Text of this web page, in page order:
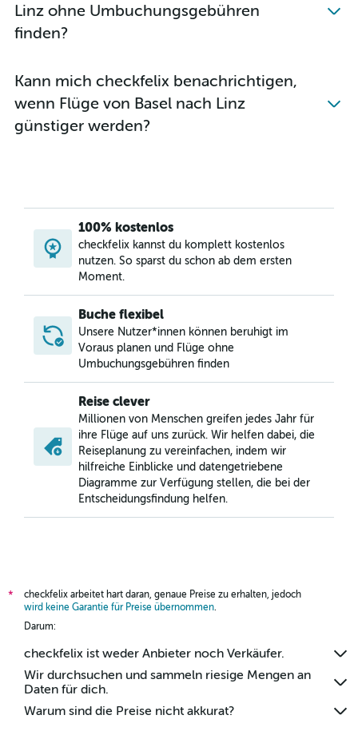
Linz ohne Umbuchungsgebühren
finden?
Kann mich checkfelix benachrichtigen,
wenn Flüge von Basel nach Linz
günstiger werden?
100% kostenlos
checkfelix kannst du komplett kostenlos
nutzen. So sparst du schon ab dem ersten
Moment.
Buche flexibel
Unsere Nutzer*innen können beruhigt im
Voraus planen und Flüge ohne
Umbuchungsgebühren finden
Reise clever
Millionen von Menschen greifen jedes Jahr für
ihre Flüge auf uns zurück. Wir helfen dabei, die
Reiseplanung zu vereinfachen, indem wir
hilfreiche Einblicke und datengetriebene
Diagramme zur Verfügung stellen, die bei der
Entscheidungsfindung helfen.
*
checkfelix arbeitet hart daran, genaue Preise zu erhalten, jedoch
wird keine Garantie für Preise übernommen.
Darum:
checkfelix ist weder Anbieter noch Verkäufer.
Wir durchsuchen und sammeln riesige Mengen an
Daten für dich.
Warum sind die Preise nicht akkurat?